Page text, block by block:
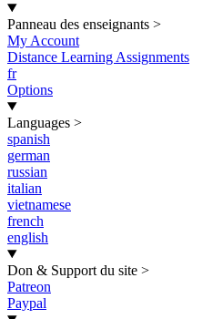
Panneau des enseignants >
My Account
Distance Learning Assignments
fr
Options
Languages >
spanish
german
russian
italian
vietnamese
french
english
Don & Support du site >
Patreon
Paypal